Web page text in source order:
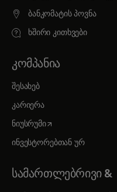
ბანკომატის პოვნა
ხშირი კითხვები
ᲙᲝᲛᲞᲐᲜᲘᲐ
შესახებ
კარიერა
ნიუსრუმიopens in a new tab
ინვესტორებთან ურ
ᲡᲐᲛᲐᲠᲗᲚᲔᲑᲠᲘᲕᲘ &